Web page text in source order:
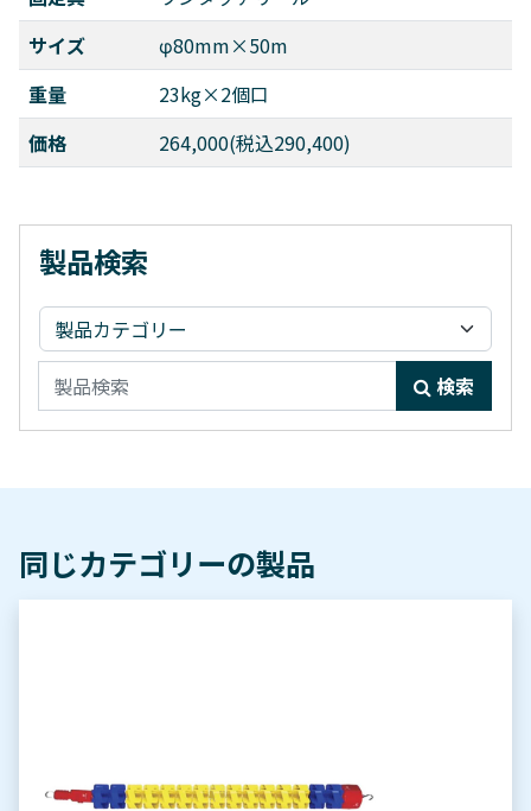
サイズ
φ80mm×50m
重量
23kg×2個口
価格
264,000(税込290,400)
製品検索
検索:
検索
同じカテゴリーの製品